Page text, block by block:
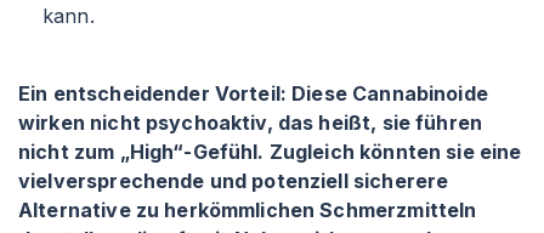
kann.
Ein entscheidender Vorteil: Diese Cannabinoide
wirken nicht psychoaktiv, das heißt, sie führen
nicht zum „High“-Gefühl. Zugleich könnten sie eine
vielversprechende und potenziell sicherere
Alternative zu herkömmlichen Schmerzmitteln